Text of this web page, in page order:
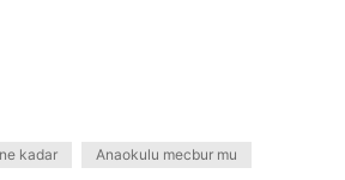
ne kadar Anaokulu mecbur mu